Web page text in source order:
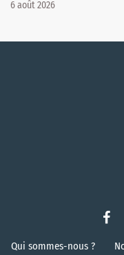
6 août 2026
Qui sommes-nous ?